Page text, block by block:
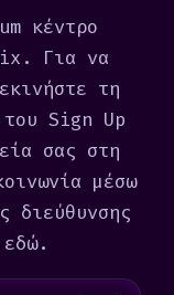
κέντρο
Για να
τη
του Sign Up
σας στη
μέσω
διεύθυνσης